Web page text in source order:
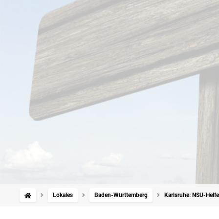
Lokales Baden-Württemberg Karlsruhe: NSU-